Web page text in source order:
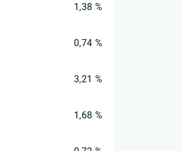
1,38 %
0,74 %
3,21 %
1,68 %